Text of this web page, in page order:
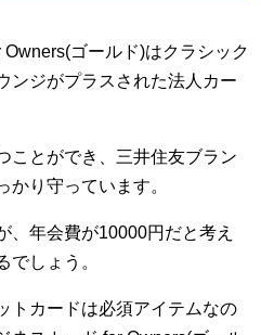
ゴールド)はクラシック
ンジがプラスされた法人カー
ことができ、三井住友ブラン
かり守っています。
、年会費が10000円だと考え
でしょう。
トカードは必須アイテムなの